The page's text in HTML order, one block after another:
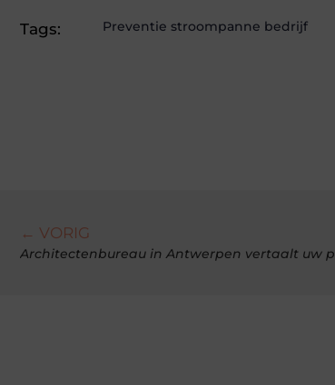
Tags: Preventie stroompanne bedrijf
← VORIG
Architectenbureau in Antwerpen vertaalt uw